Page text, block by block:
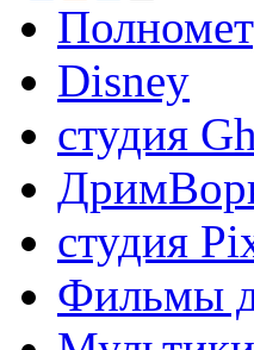
Disney
студия
студия
Фильмы